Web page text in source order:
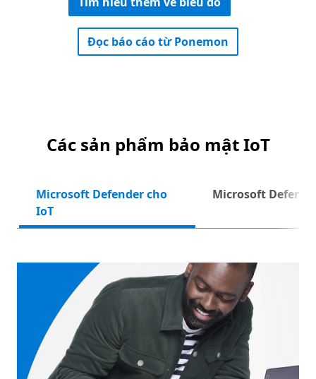
Đọc báo cáo từ Ponemon
Các sản phẩm bảo mật IoT
Microsoft Defender cho
IoT
Microsoft Tiếp